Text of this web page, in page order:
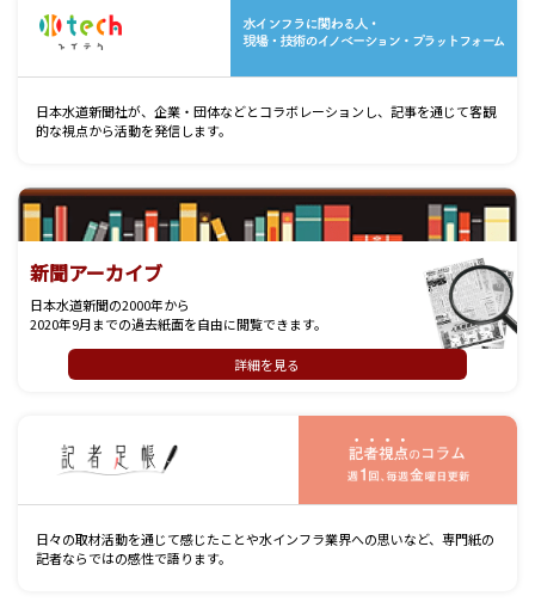
日本水道新聞社が、企業・団体などとコラボレーションし、記事を通じて客観
的な視点から活動を発信します。
新聞アーカイブ
日本水道新聞の2000年から
2020年9月までの過去紙面を自由に閲覧できます。
詳細を見る
日々の取材活動を通じて感じたことや水インフラ業界への思いなど、専門紙の
記者ならではの感性で語ります。